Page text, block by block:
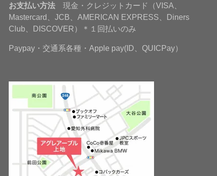
お支払い方法現金・クレジットカード（VISA、
Mastercard、JCB、AMERICAN EXPRESS、Diners
Club、DISCOVER）＊１回払いのみ
Paypay・交通系各種・Apple pay(ID、QUICPay）